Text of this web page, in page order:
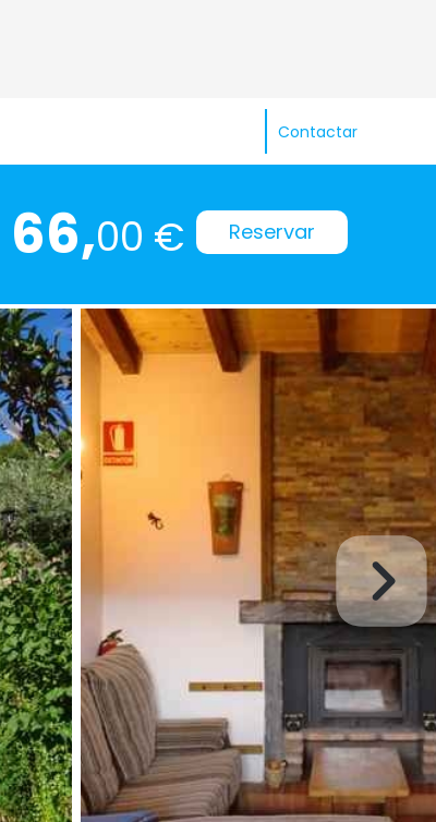
Contactar
66,00 € Reservar